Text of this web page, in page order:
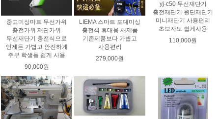
중고미싱마트 무선가위
충전가위 재단가위
무선재단기 충전식으로
언제든 가볍고 안전하게
주부 학생등 쉽게 사용
90,000원
LIEMA 스마트 포대미싱
충전식 휴대용 새제품
기존제품보다 가볍고
사용편리
279,000원
yj-c50 무선재단기
충전재단기 원단재단기
미니재단기 사용편리
초보자도 쉽게사용
110,000원